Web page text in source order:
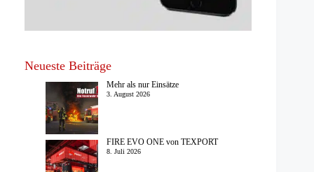
Neueste Beiträge
Mehr als nur Einsätze
3. August 2026
FIRE EVO ONE von TEXPORT
8. Juli 2026